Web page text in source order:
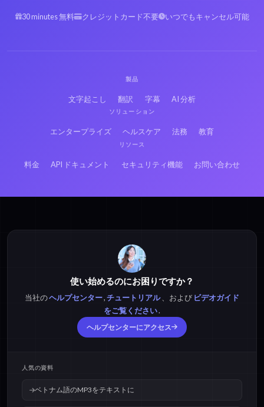
アラビア語のAVIをテ
スペイン語のAVIをテ
フランス語のAVIをテ
日本語のAVIをテキス
トに
ヒンディー語のAVIをテ
キストに
ベトナム語のM4Aをテ
ベトナム語のOPUSを
30 minutes 無料 クレジットカード不要 いつでもキャンセル可能
製品
文字起こし 翻訳 字幕 AI 分析
ソリューション
エンタープライズ ヘルスケア 法務 教育
リソース
料金 API ドキュメント セキュリティ機能 お問い合わせ
使い始めるのにお困りですか？
当社のヘルプセンター,チュートリアル、および ビデオガイド
をご覧ください.
ヘルプセンターにアクセス
人気の資料
ベトナム語のMP3をテキストに